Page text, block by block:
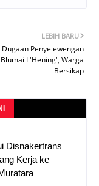
LEBIH BARU
Dugaan Penyelewengan
I 'Hening', Warga
Bersikap
Disnakertrans
Kerja ke